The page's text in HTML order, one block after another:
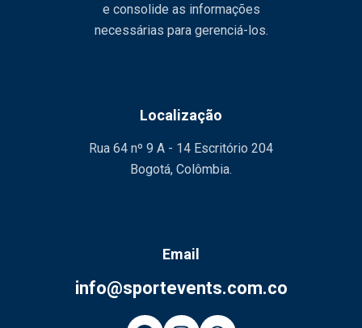
e consolide as informações
necessárias para gerenciá-los.
Localização
Rua 64 nº 9 A - 14 Escritório 204
Bogotá, Colômbia.
Email
info@sportevents.com.co